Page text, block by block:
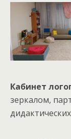
Кабинет
зеркалом,